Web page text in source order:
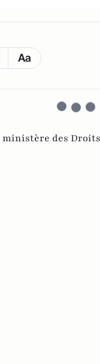
Aa
ministère des